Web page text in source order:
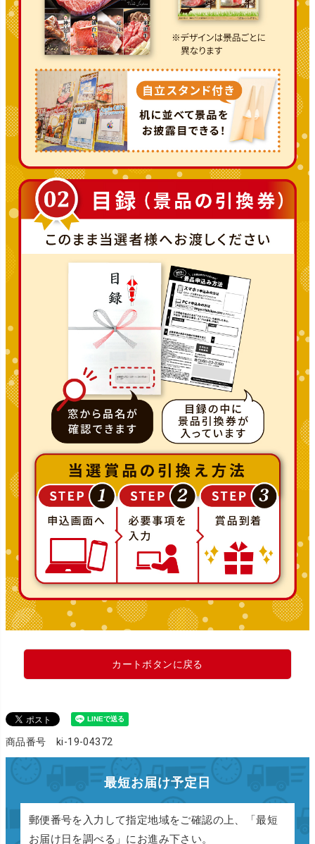
カートボタンに戻る
商品番号 ki-19-04372
最短お届け予定日
郵便番号を入力して指定地域をご確認の上、「最短
お届け日を調べる」にお進み下さい。